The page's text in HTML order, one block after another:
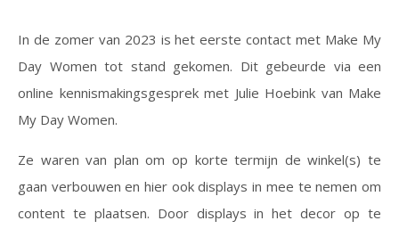
In de zomer van 2023 is het eerste contact met Make My
Day Women tot stand gekomen. Dit gebeurde via een
online kennismakingsgesprek met Julie Hoebink van Make
My Day Women.
Ze waren van plan om op korte termijn de winkel(s) te
gaan verbouwen en hier ook displays in mee te nemen om
content te plaatsen. Door displays in het decor op te